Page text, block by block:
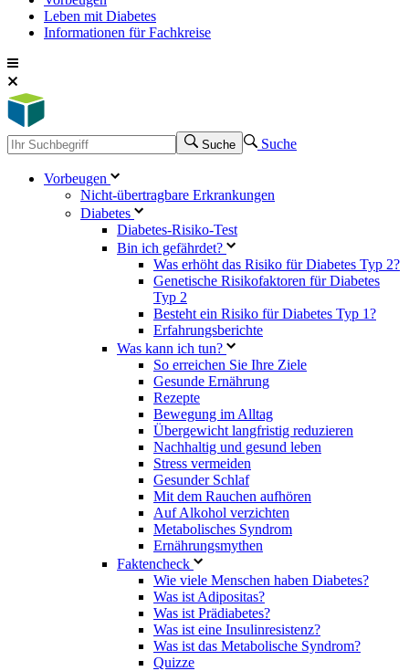
Leben mit Diabetes
Informationen für Fachkreise
Suche Suche
Vorbeugen
Nicht-übertragbare Erkrankungen
Diabetes
Diabetes-Risiko-Test
Bin ich gefährdet?
Was erhöht das Risiko für Diabetes Typ 2?
Genetische Risikofaktoren für Diabetes
Typ 2
Besteht ein Risiko für Diabetes Typ 1?
Erfahrungsberichte
Was kann ich tun?
So erreichen Sie Ihre Ziele
Gesunde Ernährung
Rezepte
Bewegung im Alltag
Übergewicht langfristig reduzieren
Nachhaltig und gesund leben
Stress vermeiden
Gesunder Schlaf
Mit dem Rauchen aufhören
Auf Alkohol verzichten
Metabolisches Syndrom
Ernährungsmythen
Faktencheck
Wie viele Menschen haben Diabetes?
Was ist Adipositas?
Was ist Prädiabetes?
Was ist eine Insulinresistenz?
Was ist das Metabolische Syndrom?
Quizze